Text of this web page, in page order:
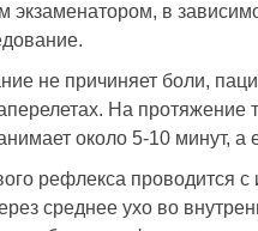
в
не причиняет боли,
На протяжение
около 5-10 минут, а
рефлекса проводится
среднее ухо во